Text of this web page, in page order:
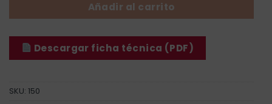
Añadir al carrito
Descargar ficha técnica (PDF)
SKU: 150